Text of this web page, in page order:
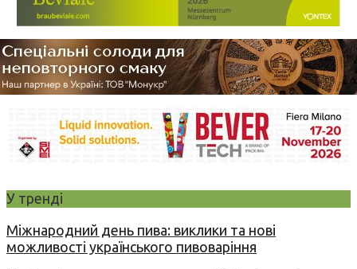
У тренді
Міжнародний день пива: виклики та нові
можливості українського пивоваріння